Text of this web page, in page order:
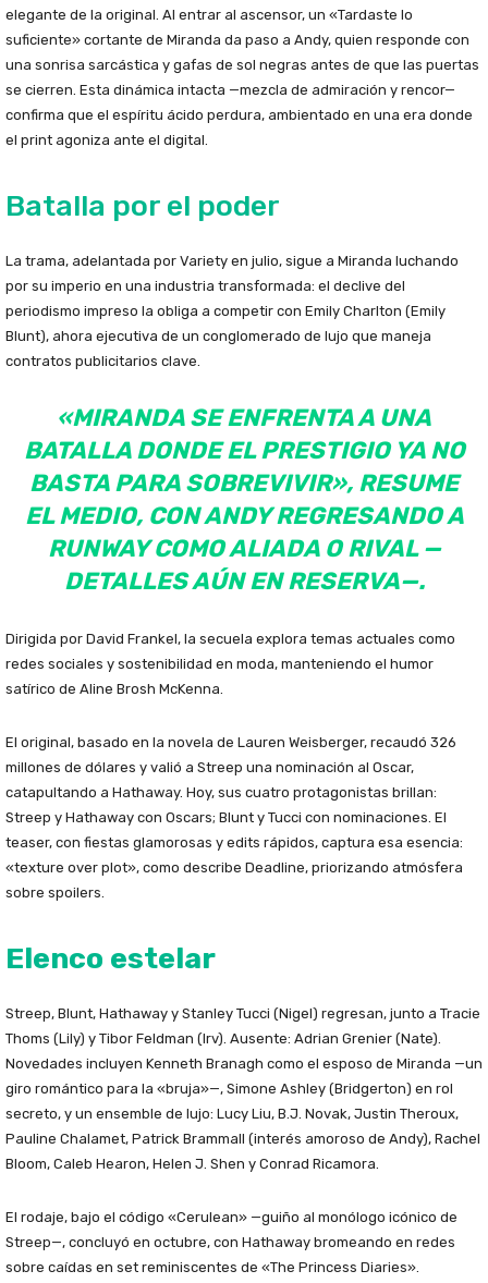
elegante de la original. Al entrar al ascensor, un «Tardaste lo
suficiente» cortante de Miranda da paso a Andy, quien responde con
una sonrisa sarcástica y gafas de sol negras antes de que las puertas
se cierren. Esta dinámica intacta —mezcla de admiración y rencor—
confirma que el espíritu ácido perdura, ambientado en una era donde
el print agoniza ante el digital.
Batalla por el poder
La trama, adelantada por Variety en julio, sigue a Miranda luchando
por su imperio en una industria transformada: el declive del
periodismo impreso la obliga a competir con Emily Charlton (Emily
Blunt), ahora ejecutiva de un conglomerado de lujo que maneja
contratos publicitarios clave.
«MIRANDA SE ENFRENTA A UNA
BATALLA DONDE EL PRESTIGIO YA NO
BASTA PARA SOBREVIVIR», RESUME
EL MEDIO, CON ANDY REGRESANDO A
RUNWAY COMO ALIADA O RIVAL —
DETALLES AÚN EN RESERVA—.
Dirigida por David Frankel, la secuela explora temas actuales como
redes sociales y sostenibilidad en moda, manteniendo el humor
satírico de Aline Brosh McKenna.
El original, basado en la novela de Lauren Weisberger, recaudó 326
millones de dólares y valió a Streep una nominación al Oscar,
catapultando a Hathaway. Hoy, sus cuatro protagonistas brillan:
Streep y Hathaway con Oscars; Blunt y Tucci con nominaciones. El
teaser, con fiestas glamorosas y edits rápidos, captura esa esencia:
«texture over plot», como describe Deadline, priorizando atmósfera
sobre spoilers.
Elenco estelar
Streep, Blunt, Hathaway y Stanley Tucci (Nigel) regresan, junto a Tracie
Thoms (Lily) y Tibor Feldman (Irv). Ausente: Adrian Grenier (Nate).
Novedades incluyen Kenneth Branagh como el esposo de Miranda —un
giro romántico para la «bruja»—, Simone Ashley (Bridgerton) en rol
secreto, y un ensemble de lujo: Lucy Liu, B.J. Novak, Justin Theroux,
Pauline Chalamet, Patrick Brammall (interés amoroso de Andy), Rachel
Bloom, Caleb Hearon, Helen J. Shen y Conrad Ricamora.
El rodaje, bajo el código «Cerulean» —guiño al monólogo icónico de
Streep—, concluyó en octubre, con Hathaway bromeando en redes
sobre caídas en set reminiscentes de «The Princess Diaries».